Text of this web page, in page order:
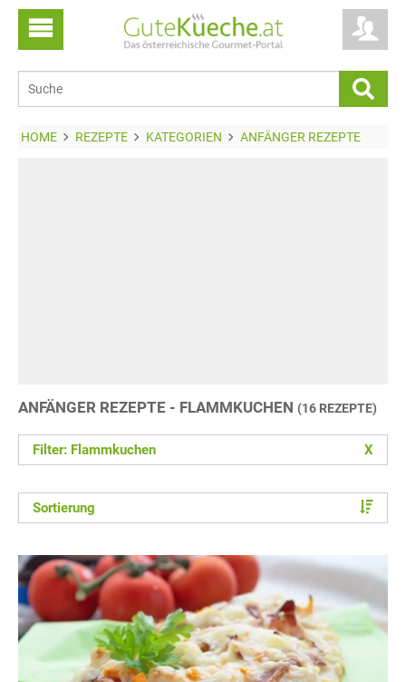
HOME REZEPTE KATEGORIEN ANFÄNGER REZEPTE
ANFÄNGER REZEPTE - FLAMMKUCHEN (16 REZEPTE)
Filter: Flammkuchen X
Sortierung